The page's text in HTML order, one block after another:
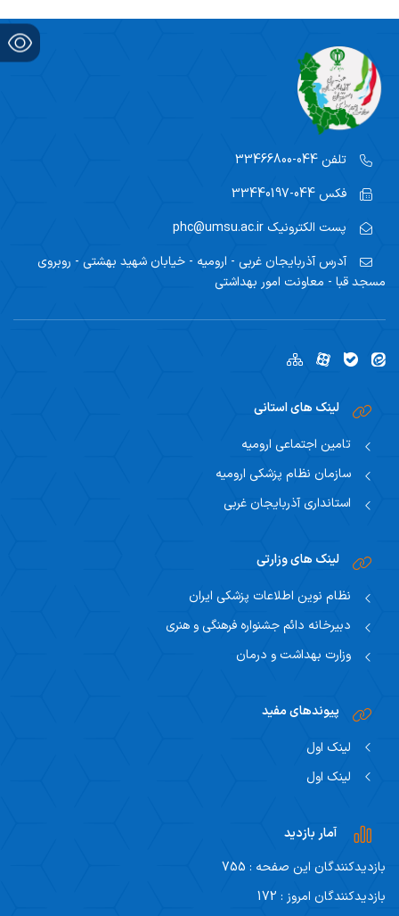
تلفن
فکس
پست الکترونیک
آدرس آذربایجان غربی - ارومیه - خیابان شهید بهشتی - روبروی
مسجد قبا - معاونت امور بهداشتی
لینک های استانی
تامین اجتماعی ارومیه
سازمان نظام پزشکی ارومیه
استانداری آذربایجان غربی
لینک های وزارتی
نظام نوین اطلاعات پزشکی ایران
دبیرخانه دائم جشنواره فرهنگی و هنری
وزارت بهداشت و درمان
پیوندهای مفید
لینک اول
لینک اول
آمار بازدید
بازدیدکنندگان این صفحه : 755
بازدیدکنندگان امروز : 172